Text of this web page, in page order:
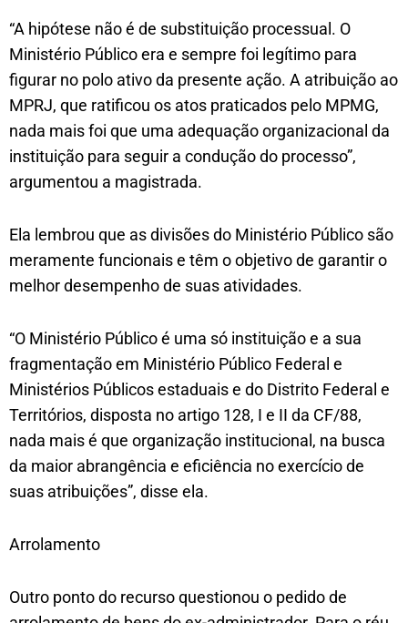
“A hipótese não é de substituição processual. O
Ministério Público era e sempre foi legítimo para
figurar no polo ativo da presente ação. A atribuição ao
MPRJ, que ratificou os atos praticados pelo MPMG,
nada mais foi que uma adequação organizacional da
instituição para seguir a condução do processo”,
argumentou a magistrada.
Ela lembrou que as divisões do Ministério Público são
meramente funcionais e têm o objetivo de garantir o
melhor desempenho de suas atividades.
“O Ministério Público é uma só instituição e a sua
fragmentação em Ministério Público Federal e
Ministérios Públicos estaduais e do Distrito Federal e
Territórios, disposta no artigo 128, I e II da CF/88,
nada mais é que organização institucional, na busca
da maior abrangência e eficiência no exercício de
suas atribuições”, disse ela.
Arrolamento
Outro ponto do recurso questionou o pedido de